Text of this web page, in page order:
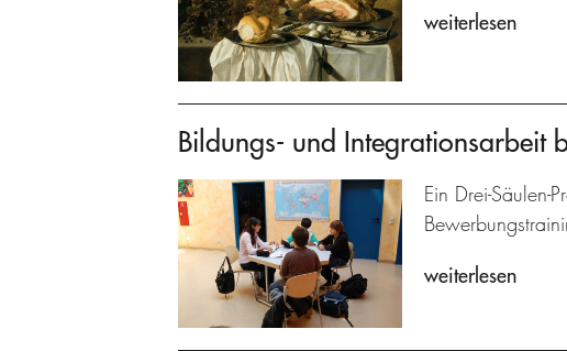
weiterlesen
Bildungs- und Integrationsarbeit
Ein Drei-Säulen-
weiterlesen